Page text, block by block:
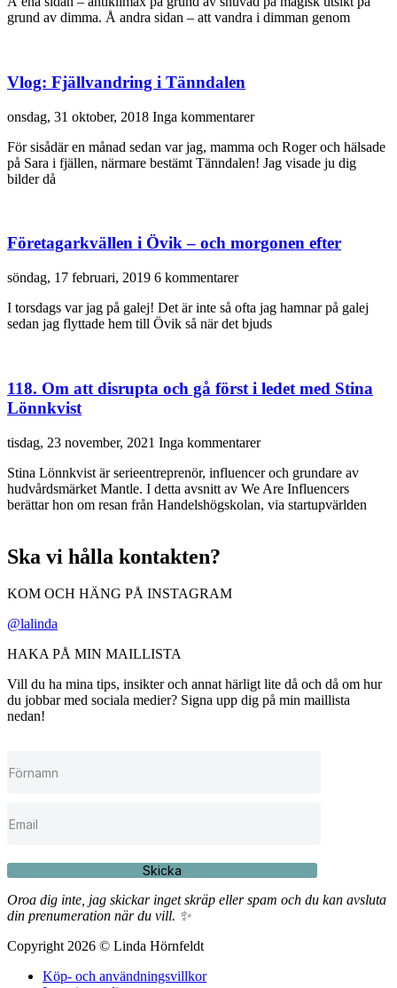
grund av dimma. Å andra sidan – att vandra i dimman genom
Vlog: Fjällvandring i Tänndalen
onsdag, 31 oktober, 2018 Inga kommentarer
För sisådär en månad sedan var jag, mamma och Roger och hälsade
på Sara i fjällen, närmare bestämt Tänndalen! Jag visade ju dig
bilder då
Företagarkvällen i Övik – och morgonen efter
söndag, 17 februari, 2019 6 kommentarer
I torsdags var jag på galej! Det är inte så ofta jag hamnar på galej
sedan jag flyttade hem till Övik så när det bjuds
118. Om att disrupta och gå först i ledet med Stina
Lönnkvist
tisdag, 23 november, 2021 Inga kommentarer
Stina Lönnkvist är serieentreprenör, influencer och grundare av
hudvårdsmärket Mantle. I detta avsnitt av We Are Influencers
berättar hon om resan från Handelshögskolan, via startupvärlden
Ska vi hålla kontakten?
KOM OCH HÄNG PÅ INSTAGRAM
@lalinda
HAKA PÅ MIN MAILLISTA
Vill du ha mina tips, insikter och annat härligt lite då och då om hur
du jobbar med sociala medier? Signa upp dig på min maillista
nedan!
Skicka
Oroa dig inte, jag skickar inget skräp eller spam och du kan avsluta
din prenumeration när du vill. ✨
Copyright 2026 © Linda Hörnfeldt
Köp- och användningsvillkor